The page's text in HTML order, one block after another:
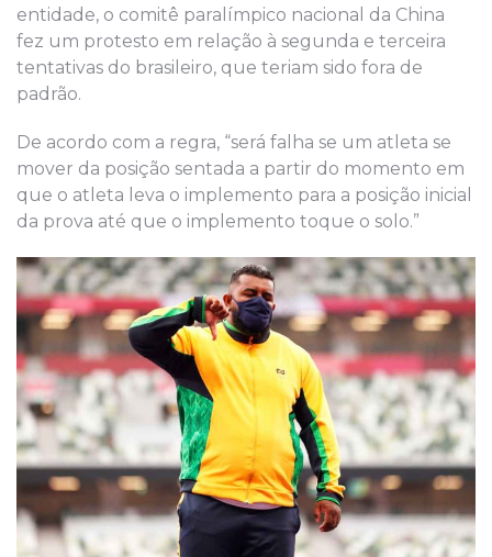
entidade, o comitê paralímpico nacional da China
fez um protesto em relação à segunda e terceira
tentativas do brasileiro, que teriam sido fora de
padrão.
De acordo com a regra, “será falha se um atleta se
mover da posição sentada a partir do momento em
que o atleta leva o implemento para a posição inicial
da prova até que o implemento toque o solo.”